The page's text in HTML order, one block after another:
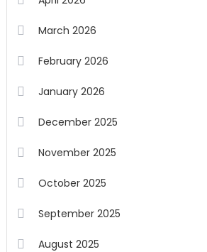
March 2026
February 2026
January 2026
December 2025
November 2025
October 2025
September 2025
August 2025